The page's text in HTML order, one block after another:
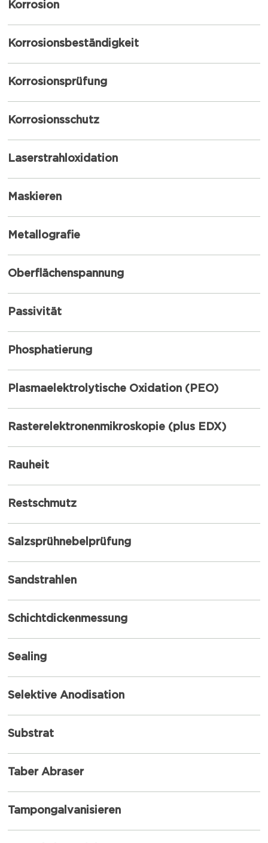
Korrosion
Korrosionsbeständigkeit
Korrosionsprüfung
Korrosionsschutz
Laserstrahloxidation
Maskieren
Metallografie
Oberflächenspannung
Passivität
Phosphatierung
Plasmaelektrolytische Oxidation (PEO)
Rasterelektronenmikroskopie (plus EDX)
Rauheit
Restschmutz
Salzsprühnebelprüfung
Sandstrahlen
Schichtdickenmessung
Sealing
Selektive Anodisation
Substrat
Taber Abraser
Tampongalvanisieren